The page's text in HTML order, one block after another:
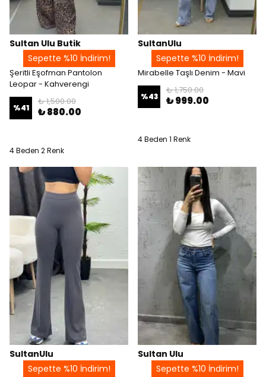
Sultan Ulu Butik
Sepette %10 İndirim!
Şeritli Eşofman Pantolon
Leopar - Kahverengi
%41
₺ 1,500.00
₺ 880.00
4 Beden 2 Renk
SultanUlu
Sepette %10 İndirim!
Mirabelle Taşlı Denim - Mavi
%43
₺ 1,750.00
₺ 999.00
4 Beden 1 Renk
SultanUlu
Sepette %10 İndirim!
Sultan Ulu
Sepette %10 İndirim!